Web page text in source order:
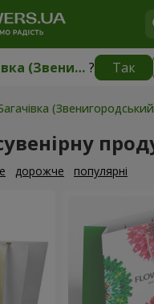
Багачівка (Звенигородський р-н) ? Так
(Звенигородський
дорожче популярні